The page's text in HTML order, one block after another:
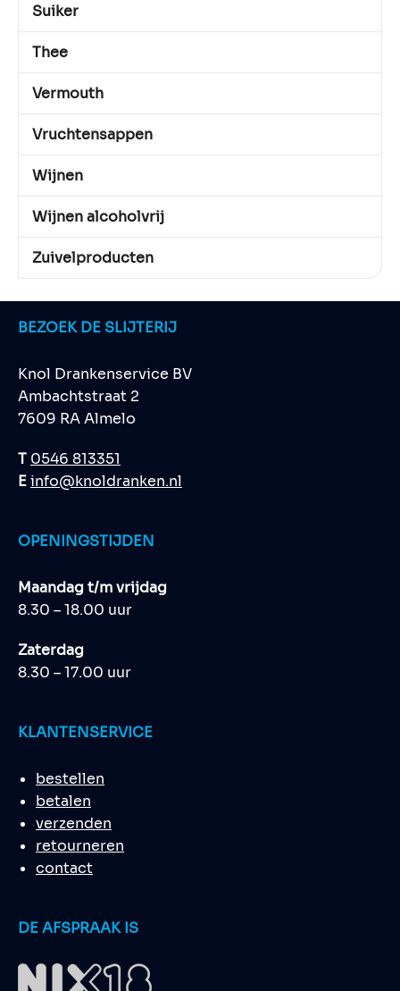
Suiker
Thee
Vermouth
Vruchtensappen
Wijnen
Wijnen alcoholvrij
Zuivelproducten
BEZOEK DE SLIJTERIJ
Knol Drankenservice BV
Ambachtstraat 2
7609 RA Almelo
T 0546 813351
Einfo@knoldranken.nl
OPENINGSTIJDEN
Maandag t/m vrijdag
8.30 – 18.00 uur
Zaterdag
8.30 – 17.00 uur
KLANTENSERVICE
bestellen
betalen
verzenden
retourneren
contact
DE AFSPRAAK IS